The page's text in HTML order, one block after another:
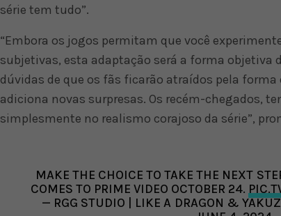
série tem tudo”.
“Embora os jogos permitam que você
subjetivas, esta adaptação será a forma objetiva
dúvidas de que os fãs ficarão atraídos pela forma
adiciona novas surpresas. Os recém-chegados,
simplesmente no realismo corajoso da série”,
MAKE THE CHOICE TO TAKE THE NEXT
COMES TO PRIME VIDEO OCTOBER 24.
— RGG STUDIO | LIKE A DRAGON &